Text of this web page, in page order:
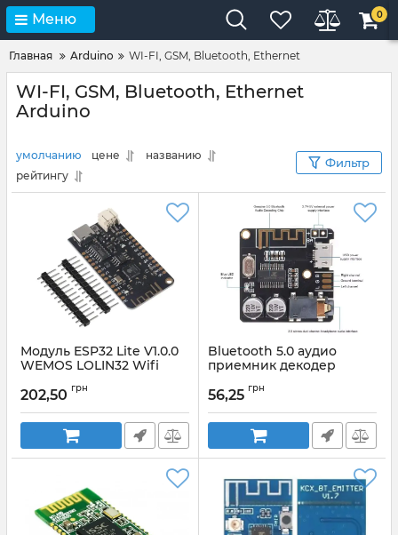
Меню 0
Главная Arduino WI-FI, GSM, Bluetooth, Ethernet
WI-FI, GSM, Bluetooth, Ethernet
Arduino
умолчанию цене
названию
рейтингу
Фильтр
Модуль ESP32 Lite V1.0.0
WEMOS LOLIN32 Wifi
WROOM-32 NodeMCU
для Arduino
202,50 грн
Bluetooth 5.0 аудио
приемник декодер
Артикул:
56,25 грн